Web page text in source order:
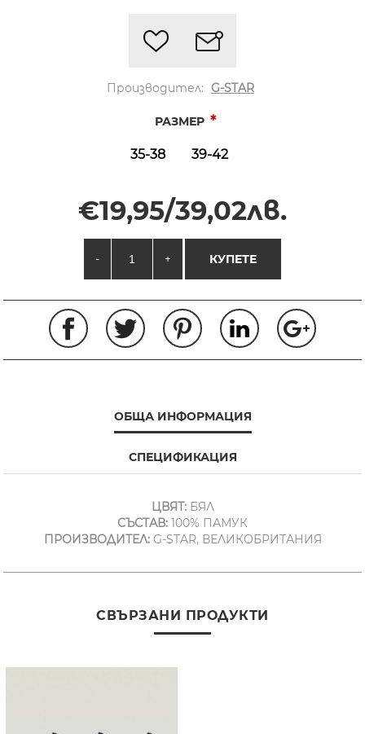
Производител: G-STAR
РАЗМЕР *
35-38 39-42
€19,95/39,02лв.
- + КУПЕТЕ
ОБЩА ИНФОРМАЦИЯ
СПЕЦИФИКАЦИЯ
ЦВЯТ:БЯЛ
СЪСТАВ: 100% ПАМУК
ПРОИЗВОДИТЕЛ:G-STAR, ВЕЛИКОБРИТАНИЯ
СВЪРЗАНИ ПРОДУКТИ